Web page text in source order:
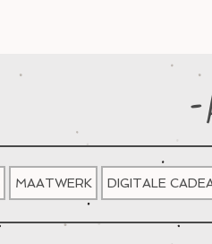
MAATWERK DIGITALE